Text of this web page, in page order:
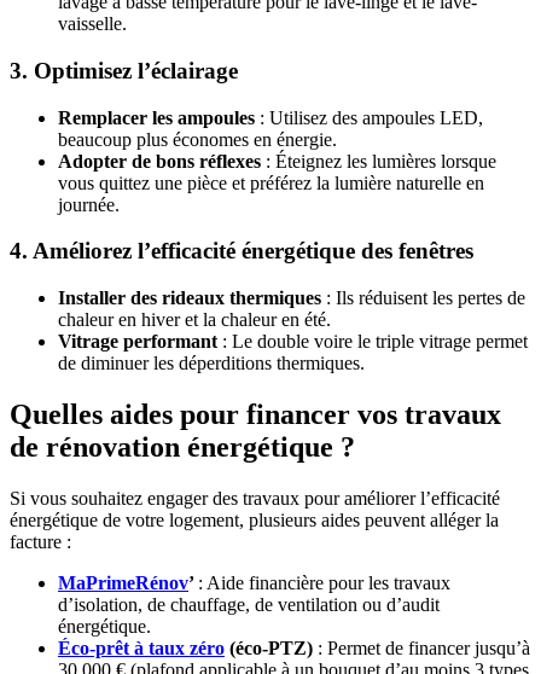
vaisselle.
3. Optimisez l’éclairage
Remplacer les ampoules : Utilisez des ampoules LED,
beaucoup plus économes en énergie.
Adopter de bons réflexes : Éteignez les lumières lorsque
vous quittez une pièce et préférez la lumière naturelle en
journée.
4. Améliorez l’efficacité énergétique des fenêtres
Installer des rideaux thermiques : Ils réduisent les pertes de
chaleur en hiver et la chaleur en été.
Vitrage performant : Le double voire le triple vitrage permet
de diminuer les déperditions thermiques.
Quelles aides pour financer vos travaux
de rénovation énergétique ?
Si vous souhaitez engager des travaux pour améliorer l’efficacité
énergétique de votre logement, plusieurs aides peuvent alléger la
facture :
MaPrimeRénov’ : Aide financière pour les travaux
d’isolation, de chauffage, de ventilation ou d’audit
énergétique.
Éco-prêt à taux zéro (éco-PTZ) : Permet de financer jusqu’à
30 000 € (plafond applicable à un bouquet d’au moins 3 types